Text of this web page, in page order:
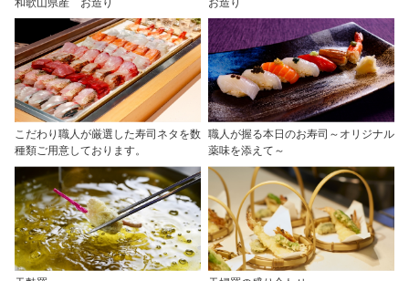
こだわり職人が厳選した寿司ネタを数
種類ご用意しております。
職人が握る本日のお寿司～オリジナル
薬味を添えて～